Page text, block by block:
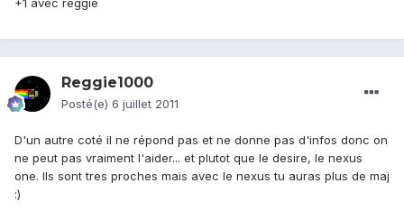
+1 avec reggie
Reggie1000
Posté(e) 6 juillet 2011
D'un autre coté il ne répond pas et ne donne pas d'infos donc on
ne peut pas vraiment l'aider... et plutot que le desire, le nexus
one. Ils sont tres proches mais avec le nexus tu auras plus de maj
:)